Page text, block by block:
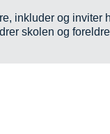
inkluder og
skolen og